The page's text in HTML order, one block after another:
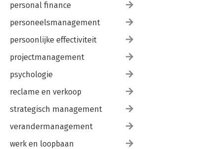
personal finance
personeelsmanagement
persoonlijke effectiviteit
projectmanagement
psychologie
reclame en verkoop
strategisch management
verandermanagement
werk en loopbaan